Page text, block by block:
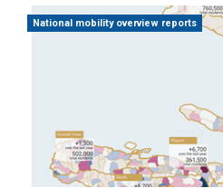
National mobility overview reports